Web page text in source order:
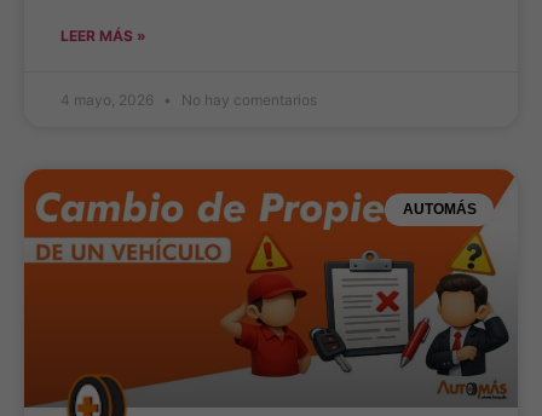
LEER MÁS »
4 mayo, 2026 No hay comentarios
AUTOMÁS